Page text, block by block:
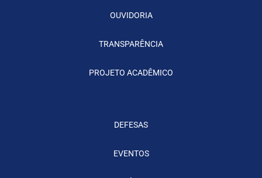
OUVIDORIA
TRANSPARÊNCIA
PROJETO ACADÊMICO
DEFESAS
EVENTOS